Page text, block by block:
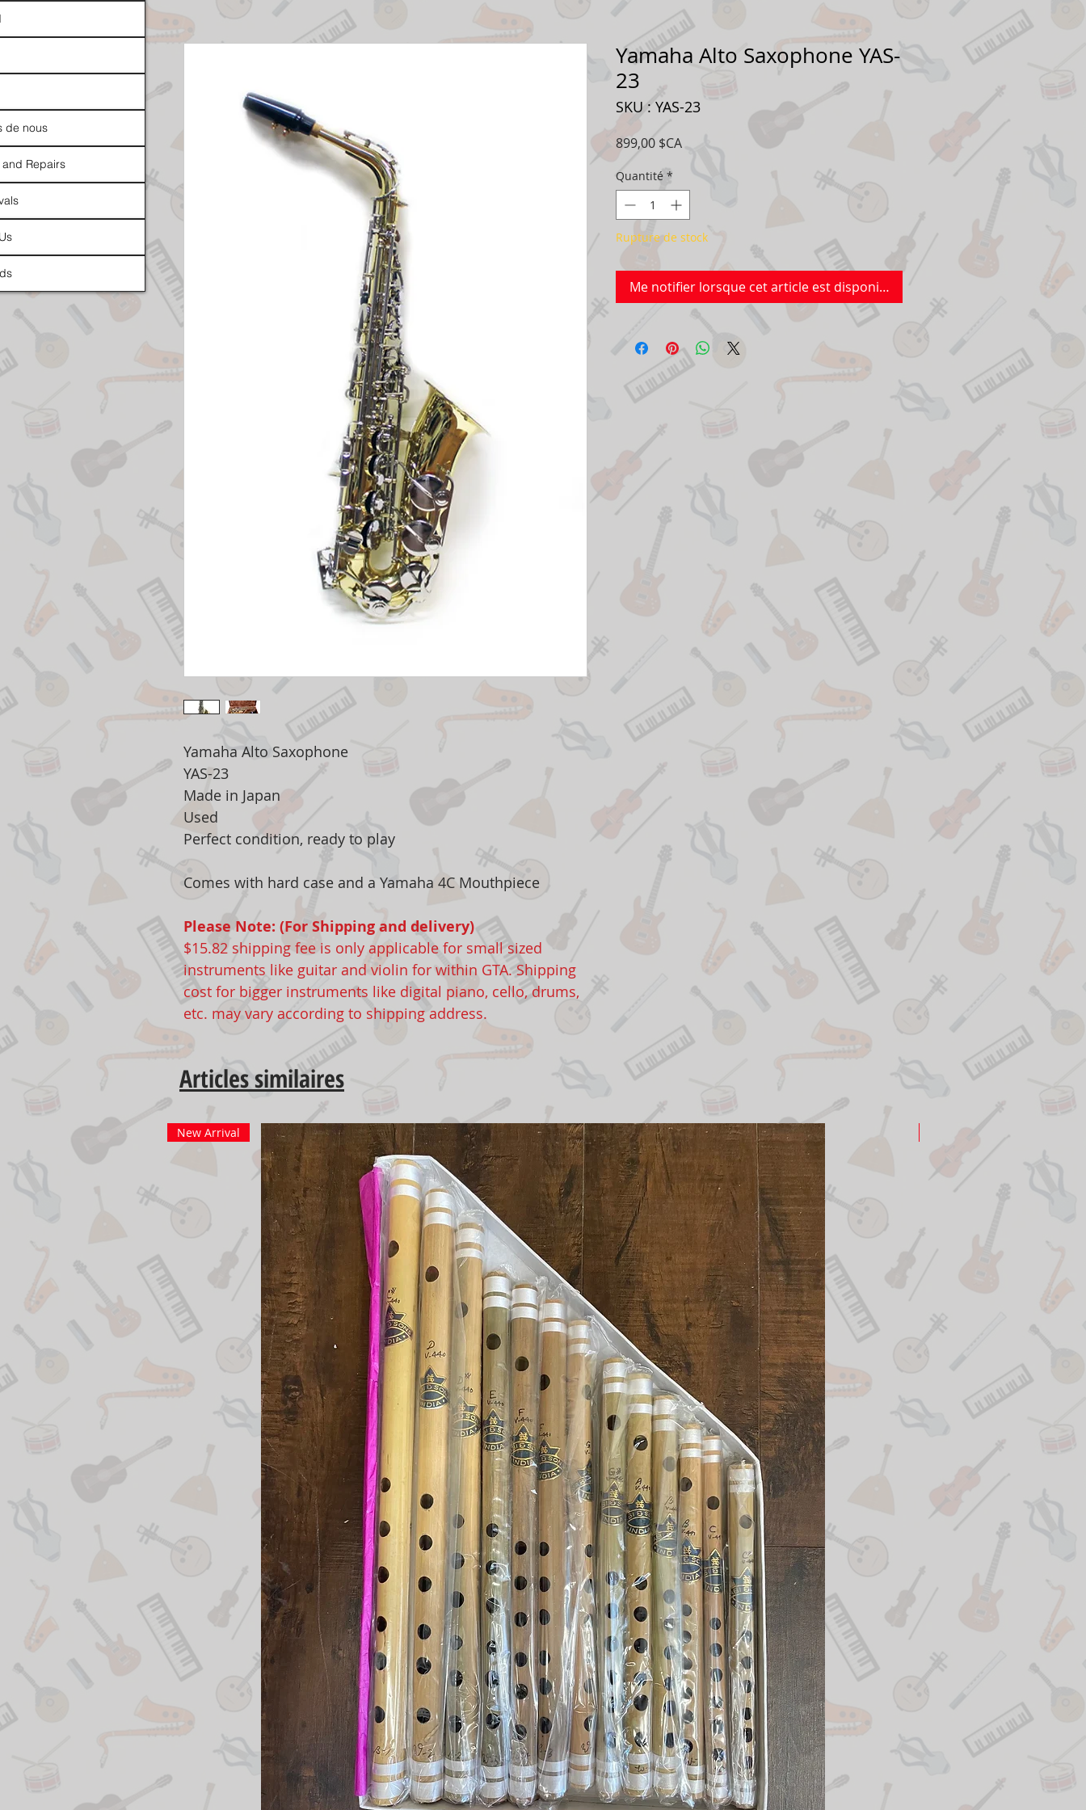
Yamaha Alto Saxophone
YAS-23
Made in Japan
Used
Perfect condition, ready to play
Comes with hard case and a Yamaha 4C Mouthpiece
Please Note: (For Shipping and delivery)
$15.82 shipping fee is only applicable for small sized
instruments like guitar and violin for within GTA. Shipping
cost for bigger instruments like digital piano, cello, drums,
etc. may vary according to shipping address.
Yamaha Alto Saxophone YAS-
23
SKU : YAS-23
899,00 $CAPrix
Quantité *
Rupture de stock
Me notifier lorsque cet article est disponible
Articles similaires
New Arrival New Arrival
de nous
Repairs